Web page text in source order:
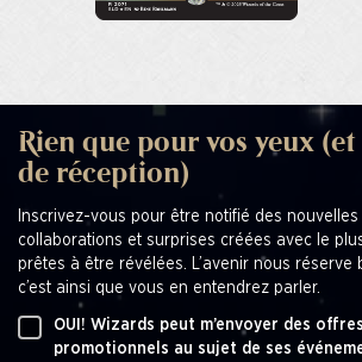
Rien que pour vos yeux
de réception)
Inscrivez-vous pour être notifié des nouvelles
collaborations et surprises créées avec le
prêtes à être révélées. L’avenir nous réserve
c’est ainsi que vous en entendrez parler.
OUI! Wizards peut m’envoyer des
promotionnels au sujet de ses